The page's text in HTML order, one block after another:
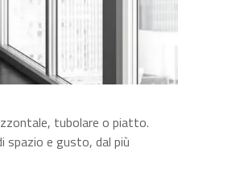
tubolare o piatto.
spazio e gusto, dal più